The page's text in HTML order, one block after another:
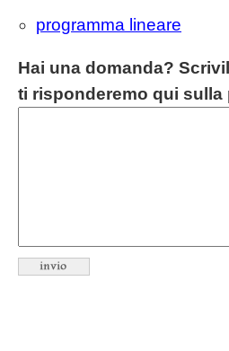
programma lineare
Hai una domanda?
ti risponderemo qui sulla